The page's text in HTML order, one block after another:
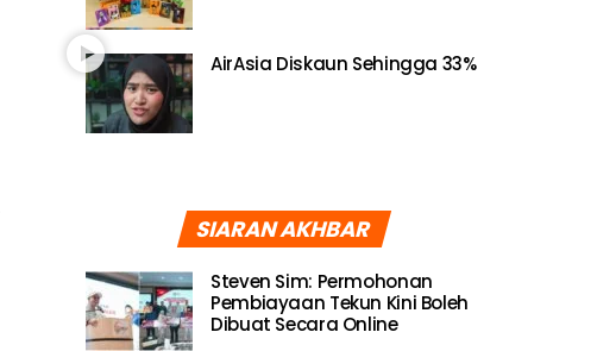
AirAsia Diskaun Sehingga 33%
SIARAN AKHBAR
Steven Sim: Permohonan
Pembiayaan Tekun Kini Boleh
Dibuat Secara Online